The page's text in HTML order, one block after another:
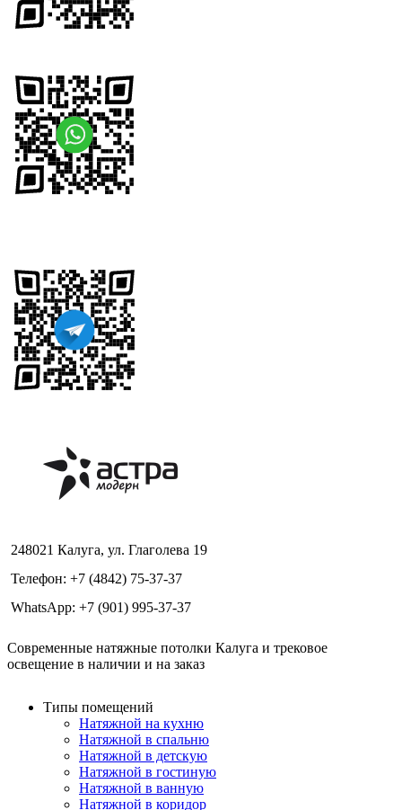
248021 Калуга, ул. Глаголева 19
Телефон: +7 (4842) 75-37-37
WhatsApp: +7 (901) 995-37-37
Современные натяжные потолки Калуга и трековое
освещение в наличии и на заказ
Типы помещений
Натяжной на кухню
Натяжной в спальню
Натяжной в детскую
Натяжной в гостиную
Натяжной в ванную
Натяжной в коридор